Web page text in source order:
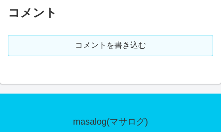
コメント
コメントを書き込む
masalog(マサログ)